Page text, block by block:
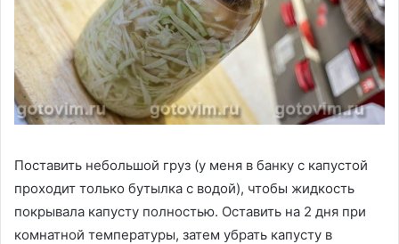
Поставить небольшой груз (у меня в банку с капустой
проходит только бутылка с водой), чтобы жидкость
покрывала капусту полностью. Оставить на 2 дня при
комнатной температуры, затем убрать капусту в